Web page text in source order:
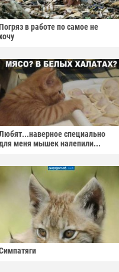
в работе по самое не
специально
меня мышек налепили...